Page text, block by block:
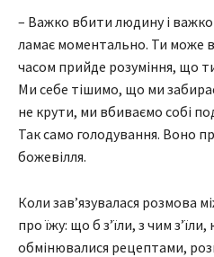
– Важко вбити людину і
ламає моментально. Ти може
часом прийде розуміння, що
Ми себе тішимо, що ми
не крути, ми вбиваємо собі
Так само голодування. Воно
божевілля.
Коли зав’язувалася розмова
про їжу: що б з’їли, з чим з’їли,
обмінювалися рецептами,